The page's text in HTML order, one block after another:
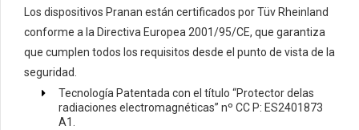
Los dispositivos Pranan están certificados por Tüv Rheinland
conforme a la Directiva Europea 2001/95/CE, que garantiza
que cumplen todos los requisitos desde el punto de vista de la
seguridad.
Tecnología Patentada con el título “Protector delas
radiaciones electromagnéticas” nº CC P: ES2401873
A1.